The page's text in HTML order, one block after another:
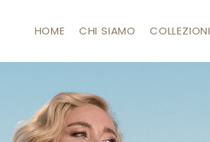
HOME CHI SIAMO COLLEZIONI